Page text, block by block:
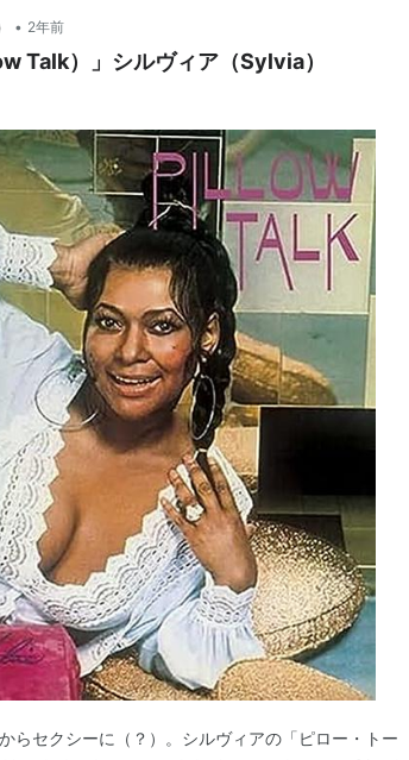
• 2年前
Talk）」シルヴィア（Sylvia）
らセクシーに（？）。シルヴィアの「ピロー・トー